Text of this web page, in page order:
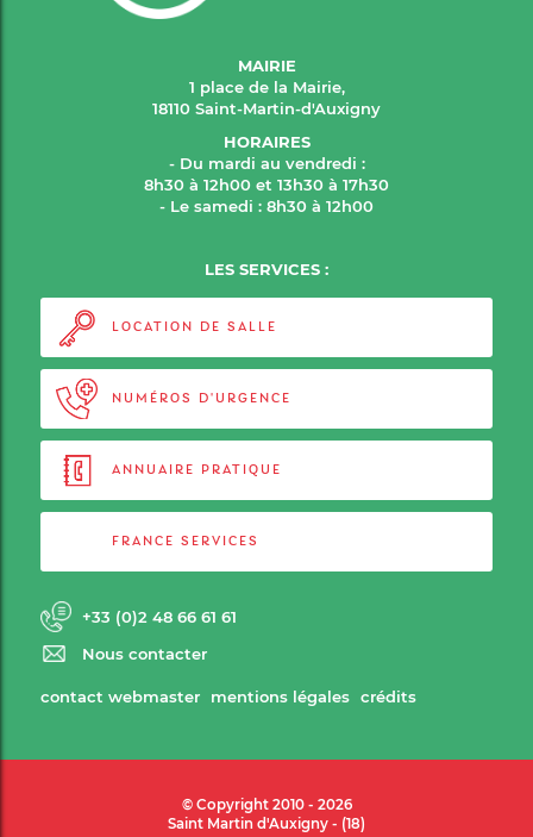
MAIRIE
1 place de la Mairie,
18110 Saint-Martin-d'Auxigny
HORAIRES
- Du mardi au vendredi :
8h30 à 12h00 et 13h30 à 17h30
- Le samedi : 8h30 à 12h00
LES SERVICES :
LOCATION DE SALLE
NUMÉROS D'URGENCE
ANNUAIRE PRATIQUE
FRANCE SERVICES
+33 (0)2 48 66 61 61
Nous contacter
contact webmaster mentions légales crédits
© Copyright 2010 - 2026
Saint Martin d'Auxigny - (18)